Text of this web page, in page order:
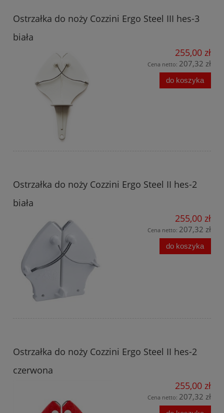
Ostrzałka do noży Cozzini Ergo Steel III hes-3
biała
255,00 zł
Cena netto: 207,32 zł
do koszyka
Ostrzałka do noży Cozzini Ergo Steel II hes-2
biała
255,00 zł
Cena netto: 207,32 zł
do koszyka
Ostrzałka do noży Cozzini Ergo Steel II hes-2
czerwona
255,00 zł
Cena netto: 207,32 zł